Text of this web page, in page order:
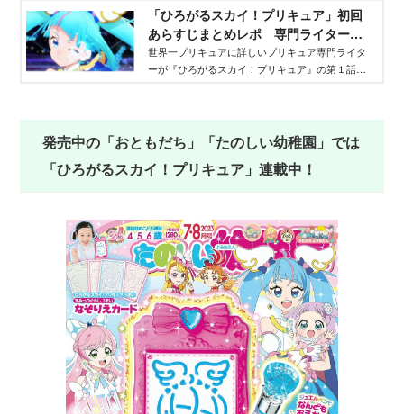
「ひろがるスカイ！プリキュア」初回
あらすじまとめレポ 専門ライターが
分析 - Aneひめ.net
世界一プリキュアに詳しいプリキュア専門ライタ
ーが『ひろがるスカイ！プリキュア』の第１話を
発売中の「おともだち」「たのしい幼稚園」では
「ひろがるスカイ！プリキュア」連載中！